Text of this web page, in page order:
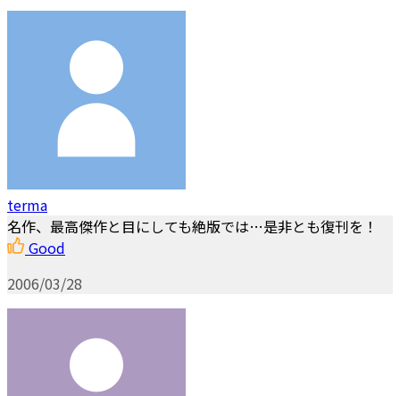
terma
名作、最高傑作と目にしても絶版では…是非とも復刊を！
Good
2006/03/28